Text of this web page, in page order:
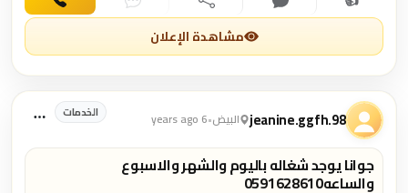
اهتمام تعليق مشاركة دردشة اتصال
مشاهدة الإعلان
jeanine.ggfh.98 البيض•
6 years ago الخدمات
جوانا يوجد شغاله باليوم والشهر والاسبوع
والساعه0591628610